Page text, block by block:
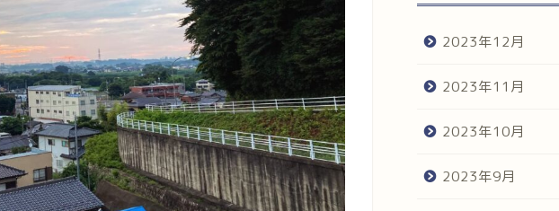
2023年12月
2023年11月
2023年10月
2023年9月